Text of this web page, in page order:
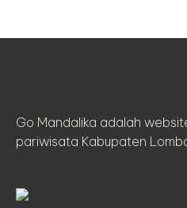
Go Mandalika adalah
pariwisata Kabupaten